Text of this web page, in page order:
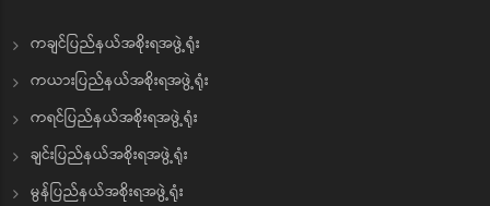
ကချင်ပြည်နယ်အစိုးရအဖွဲ့ရုံး
ကယားပြည်နယ်အစိုးရအဖွဲ့ရုံး
ကရင်ပြည်နယ်အစိုးရအဖွဲ့ရုံး
ချင်းပြည်နယ်အစိုးရအဖွဲ့ရုံး
မွန်ပြည်နယ်အစိုးရအဖွဲ့ရုံး